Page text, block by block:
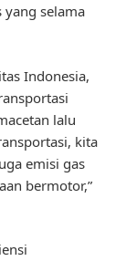
yang selama
Indonesia,
lalu
kita
emisi gas
bermotor,”